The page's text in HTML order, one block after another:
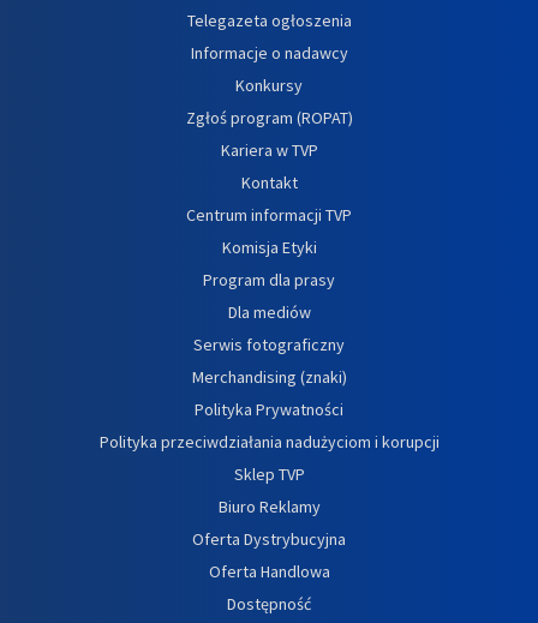
Telegazeta ogłoszenia
Informacje o nadawcy
Konkursy
Zgłoś program (ROPAT)
Kariera w TVP
Kontakt
Centrum informacji TVP
Komisja Etyki
Program dla prasy
Dla mediów
Serwis fotograficzny
Merchandising (znaki)
Polityka Prywatności
Polityka przeciwdziałania nadużyciom i korupcji
Sklep TVP
Biuro Reklamy
Oferta Dystrybucyjna
Oferta Handlowa
Dostępność